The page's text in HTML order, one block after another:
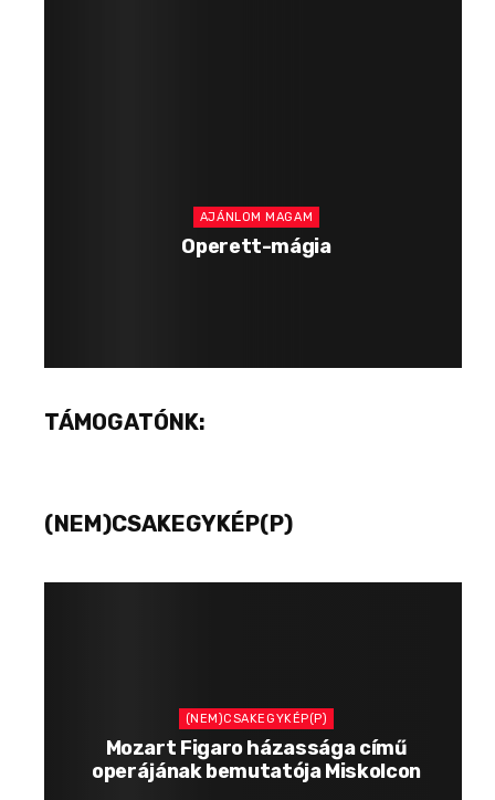
AJÁNLOM MAGAM
Operett-mágia
TÁMOGATÓNK:
(NEM)CSAKEGYKÉP(P)
(NEM)CSAKEGYKÉP(P)
Mozart Figaro házassága című
operájának bemutatója Miskolcon